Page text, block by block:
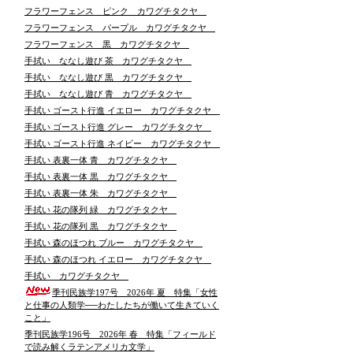
フラワーフェンス ピンク カワグチタクヤ
フラワーフェンス パープル カワグチタクヤ
フラワーフェンス 黒 カワグチタクヤ
手拭い ななし遊び 茶 カワグチタクヤ
手拭い ななし遊び 黒 カワグチタクヤ
手拭い ななし遊び 青 カワグチタクヤ
手拭い ゴースト行進 イエロー カワグチタクヤ
手拭い ゴースト行進 グレー カワグチタクヤ
手拭い ゴースト行進 ネイビー カワグチタクヤ
手拭い 表裏一体 青 カワグチタクヤ
手拭い 表裏一体 黒 カワグチタクヤ
手拭い 表裏一体 朱 カワグチタクヤ
手拭い 花の隊列 緑 カワグチタクヤ
手拭い 花の隊列 黒 カワグチタクヤ
手拭い 森のほつれ ブルー カワグチタクヤ
手拭い 森のほつれ イエロー カワグチタクヤ
手拭い カワグチタクヤ
季刊民族学197号 2026年 夏 特集「女性
と仕事の人類学──わたしたちが働いて生きていく
こと」
季刊民族学196号 2026年 春 特集「フィールド
で読み解くラテンアメリカ文学」